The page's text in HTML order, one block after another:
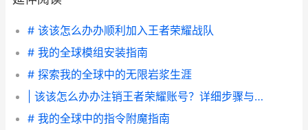
# 该该怎么办办顺利加入王者荣耀战队
# 我的全球模组安装指南
# 探索我的全球中的无限岩浆生涯
| 该该怎么办办注销王者荣耀账号？详细步骤与技巧指南
# 我的全球中的指令附魔指南